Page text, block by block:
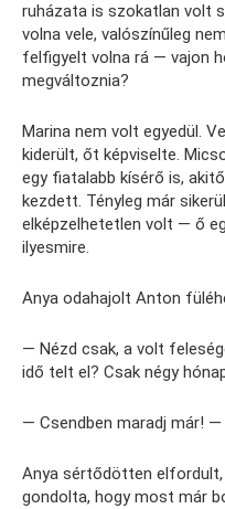
ruházata is szokatlan volt
volna vele, valószínűleg
felfigyelt volna rá — vajon
megváltoznia?
Marina nem volt egyedül.
kiderült, őt képviselte.
egy fiatalabb kísérő is,
kezdett. Tényleg már
elképzelhetetlen volt — ő
ilyesmire.
Anya odahajolt Anton
— Nézd csak, a volt
idő telt el? Csak négy
— Csendben maradj már!
Anya sértődötten
gondolta, hogy most már